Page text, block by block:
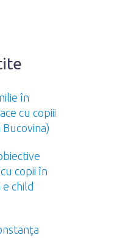
în
cu copiii
copii în
child